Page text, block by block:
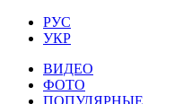
РУС
УКР
ВИДЕО
ФОТО
ПОПУЛЯРНЫЕ